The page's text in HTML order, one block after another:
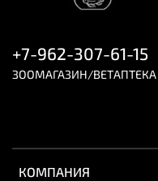
КОМПАНИЯ
+7-962-307-61-15
ЗООМАГАЗИН/ВЕТАПТЕКА